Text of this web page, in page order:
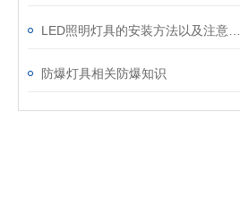
防爆灯具相关防爆知识